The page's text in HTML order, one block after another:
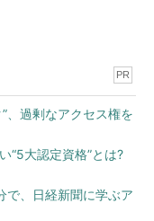
PR
、過剰なアクセス権を
“5大認定資格”とは?
で、日経新聞に学ぶア